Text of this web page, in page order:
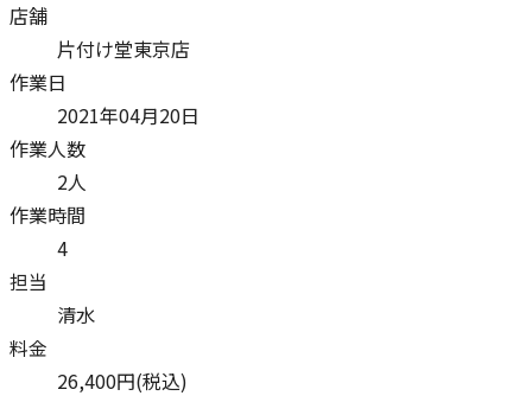
店舗
片付け堂東京店
作業日
2021年04月20日
作業人数
2人
作業時間
4
担当
清水
料金
26,400円(税込)